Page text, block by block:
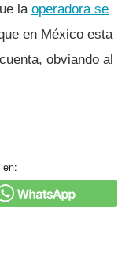
la operadora se
en México esta
obviando al
en: